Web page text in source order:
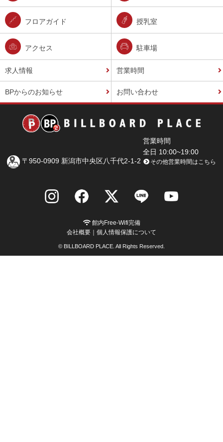
フロアガイド 授乳室
アクセス 駐車場
求人情報 営業時間
BPからのお知らせ お問い合わせ
〒950-0909 新潟市中央区八千代2-1-2
営業時間
全日 10:00~19:00
その他営業時間はこちら
館内Free-Wifi完備
会社概要 ｜ 個人情報保護について
© BILLBOARD PLACE. All Rights Reserved.